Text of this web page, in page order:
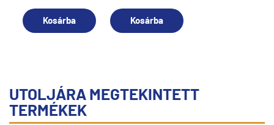
Kosárba Kosárba
UTOLJÁRA MEGTEKINTETT
TERMÉKEK